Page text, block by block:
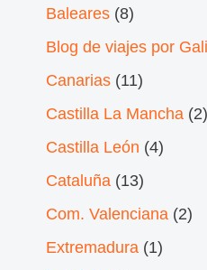
Baleares (8)
Blog de viajes por
Canarias (11)
Castilla La Mancha (2)
Castilla León (4)
Cataluña (13)
Com. Valenciana (2)
Extremadura (1)